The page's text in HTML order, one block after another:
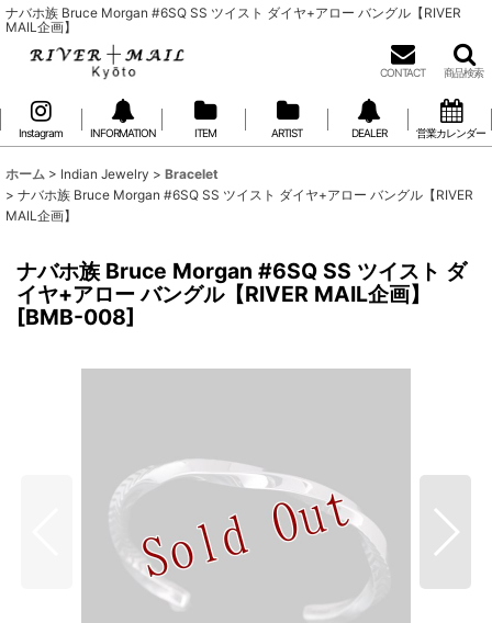
ナバホ族 Bruce Morgan #6SQ SS ツイスト ダイヤ+アロー バングル【RIVER
MAIL企画】
CONTACT 商品検索
Instagram INFORMATION ITEM ARTIST DEALER 営業カレンダー
ホーム > Indian Jewelry > Bracelet
> ナバホ族 Bruce Morgan #6SQ SS ツイスト ダイヤ+アロー バングル【RIVER
MAIL企画】
ナバホ族 Bruce Morgan #6SQ SS ツイスト ダ
イヤ+アロー バングル【RIVER MAIL企画】
[BMB-008]